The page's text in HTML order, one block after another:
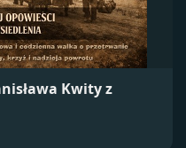
Kwity z